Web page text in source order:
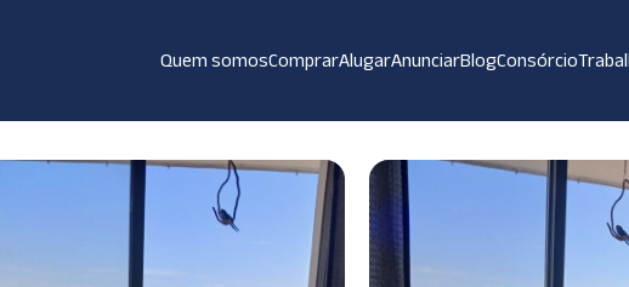
Quem somosComprarAlugarAnunciarBlogConsórcio